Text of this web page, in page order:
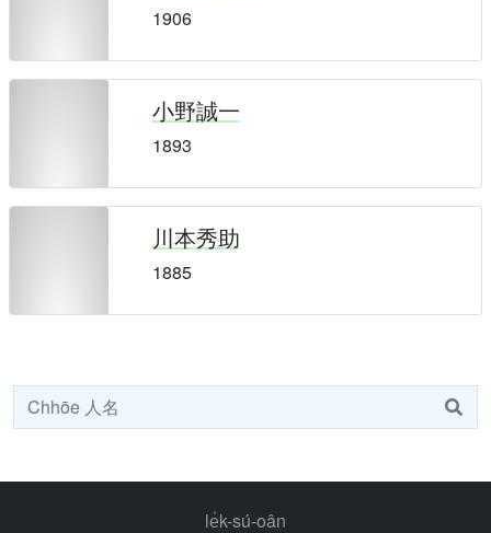
1906
小野誠一
1893
川本秀助
1885
le̍k-sú-oân